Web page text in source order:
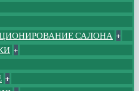
САЛОНА +
+
+